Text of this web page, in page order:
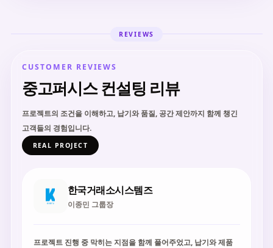
REVIEWS
CUSTOMER REVIEWS
중고퍼시스 컨설팅 리뷰
프로젝트의 조건을 이해하고, 납기와 품질, 공간 제안까지 함께 챙긴
고객들의 경험입니다.
REAL PROJECT
한국거래소시스템즈
이종민 그룹장
프로젝트 진행 중 막히는 지점을 함께 풀어주었고, 납기와 제품